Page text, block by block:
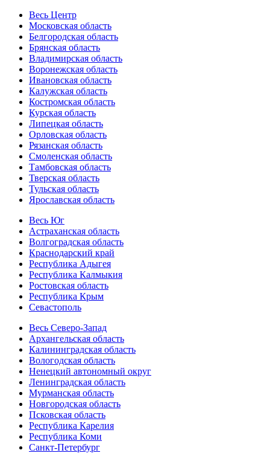
Весь Центр
Московская область
Белгородская область
Брянская область
Владимирская область
Воронежская область
Ивановская область
Калужская область
Костромская область
Курская область
Липецкая область
Орловская область
Рязанская область
Смоленская область
Тамбовская область
Тверская область
Тульская область
Ярославская область
Весь Юг
Астраханская область
Волгоградская область
Краснодарский край
Республика Адыгея
Республика Калмыкия
Ростовская область
Республика Крым
Севастополь
Весь Северо-Запад
Архангельская область
Калининградская область
Вологодская область
Ненецкий автономный округ
Ленинградская область
Мурманская область
Новгородская область
Псковская область
Республика Карелия
Республика Коми
Санкт-Петербург